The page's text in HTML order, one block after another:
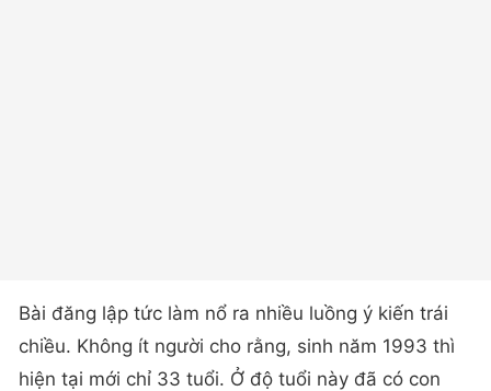
Bài đăng lập tức làm nổ ra nhiều luồng ý kiến trái
chiều. Không ít người cho rằng, sinh năm 1993 thì
hiện tại mới chỉ 33 tuổi. Ở độ tuổi này đã có con